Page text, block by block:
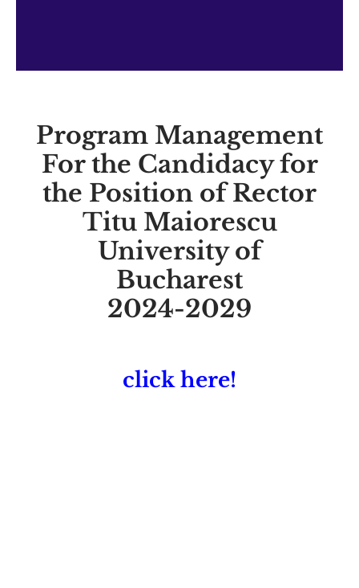
Program Management
For the Candidacy for
the Position of Rector
Titu Maiorescu
University of
Bucharest
2024-2029
click here!